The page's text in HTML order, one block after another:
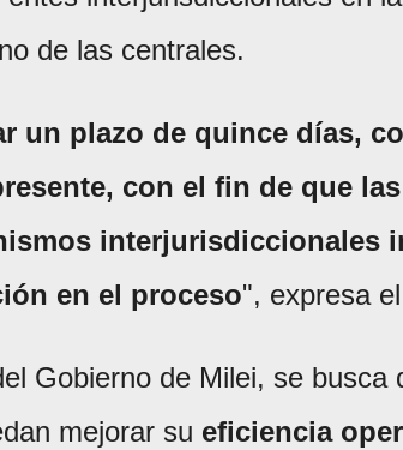
de las centrales.
un plazo de quince días,
con el fin de que
interjurisdiccionales
en el proceso", expresa
Gobierno de Milei, se busca
mejorar su eficiencia